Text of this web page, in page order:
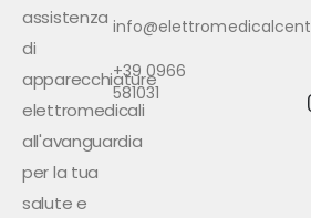
assistenza
di
apparecchiature
elettromedicali
all'avanguardia
per la tua
salute e
+39 0966
581031